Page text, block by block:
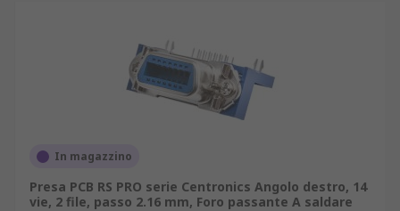
In magazzino
Presa PCB RS PRO serie Centronics Angolo destro, 14
vie, 2 file, passo 2.16 mm, Foro passante A saldare